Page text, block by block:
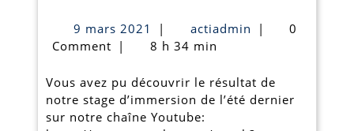
la
pratique
orale!
9 mars 2021
mars
| actiadmin actiadmin
|
0
Comment | 8 h 34 min
Vous avez pu découvrir le résultat de
notre stage d’immersion de l’été dernier
sur notre chaîne Youtube: